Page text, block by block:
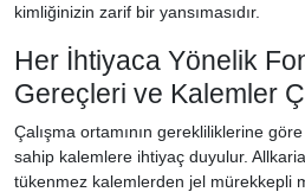
kimliğinizin zarif bir yansımasıdır.
Her İhtiyaca Yönelik
Gereçleri ve Kalemler
Çalışma ortamının gerekliliklerine
sahip kalemlere ihtiyaç duyulur.
tükenmez kalemlerden jel mürekkepli